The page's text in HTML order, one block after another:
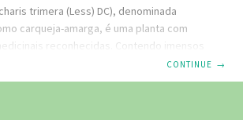
trimera (Less) DC), denominada
carqueja-amarga, é uma planta com
reconhecidas. Contendo imensos
como os compostos alfa e beta-
saponinas, flavonóides, compostos
CONTINUE →